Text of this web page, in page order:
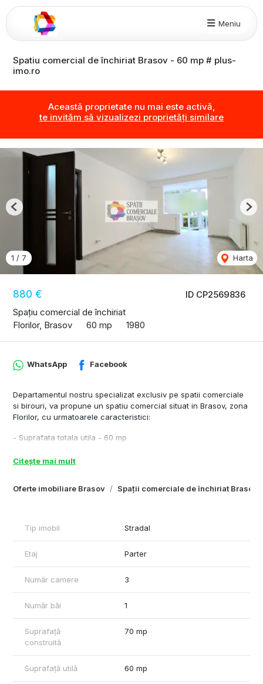
Meniu
Spatiu comercial de închiriat Brasov - 60 mp # plus-
imo.ro
Această proprietate nu mai este activă,
te invităm să vizualizezi proprietăți similare
ID CP2569836
880 €
Spațiu comercial de închiriat
Florilor, Brasov
60 mp 1980
1 / 7 Harta
Previous
Oferte imobiliare Brasov Spații comerciale de închiriat Brasov
WhatsApp Facebook
Departamentul nostru specializat exclusiv pe spatii comerciale
si birouri, va propune un spatiu comercial situat in Brasov, zona
Florilor, cu urmatoarele caracteristici:
- Suprafata totala utila - 60 mp
- Front stradal - 2 m
înfrumusețare, etc.
calorifere și corpuri de iluminat.
vizionarea proprietatii.
Cu respect,
www.Plus-Imo.ro
www.Halebrasov.ro
www.Birouribrasov.ro
Citește mai mult
Tip imobil Stradal
Etaj Parter
Număr camere 3
Număr băi 1
Suprafață
construită
70 mp
Suprafață utilă 60 mp